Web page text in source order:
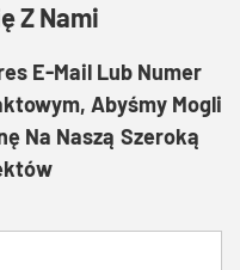
Z Nami
E-Mail Lub Numer
Abyśmy Mogli
Na Naszą Szeroką